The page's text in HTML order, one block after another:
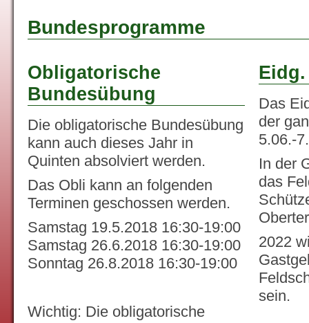
Bundesprogramme
Obligatorische
Bundesübung
Die obligatorische Bundesübung
kann auch dieses Jahr in
Quinten absolviert werden.
Das Obli kann an folgenden
Terminen geschossen werden.
Samstag 19.5.2018 16:30-19:00
Samstag 26.6.2018 16:30-19:00
Sonntag 26.8.2018 16:30-19:00
Wichtig: Die obligatorische
Das
der
5.06.-
In der
das
2022
sein.